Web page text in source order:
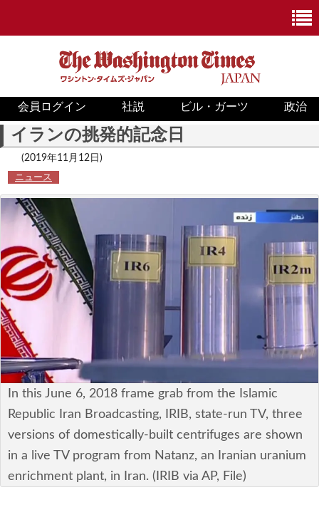
ニュース
政治
COVID-19
米国内
国際
ビジネス・経済
カルチャー
ポリシー
税制・予算
会員ログイン 社説 ビル・ガーツ 政治
イランの挑発的記念日
(2019年11月12日)
ニュース
In this June 6, 2018 frame grab from the Islamic
Republic Iran Broadcasting, IRIB, state-run TV, three
versions of domestically-built centrifuges are shown
in a live TV program from Natanz, an Iranian uranium
enrichment plant, in Iran. (IRIB via AP, File)